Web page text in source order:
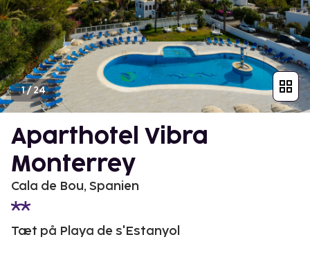
1/24
Aparthotel Vibra
Monterrey
Cala de Bou, Spanien
Tæt på Playa de s'Estanyol